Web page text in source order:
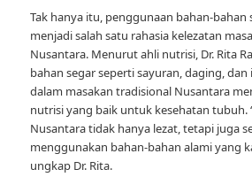
Tak hanya itu, penggunaan bahan-bahan
menjadi salah satu rahasia kelezatan
Nusantara. Menurut ahli nutrisi, Dr. Rita
bahan segar seperti sayuran, daging,
dalam masakan tradisional Nusantara
nutrisi yang baik untuk kesehatan tubuh.
Nusantara tidak hanya lezat, tetapi juga
menggunakan bahan-bahan alami yang
ungkap Dr. Rita.